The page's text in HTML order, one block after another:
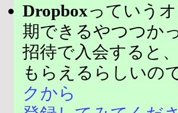
Dropboxっていう
期できるやつつか
招待で入会すると
もらえるらしいので
クから